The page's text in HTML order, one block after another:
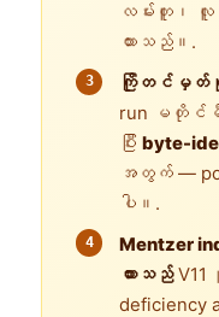
လမ်းတူ၊ လူ
ထားသည်။.
ကြိုတင်မှတ်ပုံ
run မတိုင်မီ
ပြီး byte-
အတွက် —
ပါ။.
Mentzer
ထားသည်
deficiency